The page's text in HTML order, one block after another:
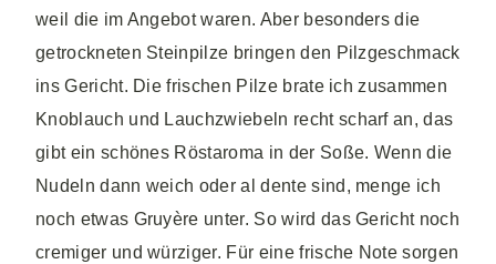
weil die im Angebot waren. Aber besonders die
getrockneten Steinpilze bringen den Pilzgeschmack
ins Gericht. Die frischen Pilze brate ich zusammen
Knoblauch und Lauchzwiebeln recht scharf an, das
gibt ein schönes Röstaroma in der Soße. Wenn die
Nudeln dann weich oder al dente sind, menge ich
noch etwas Gruyère unter. So wird das Gericht noch
cremiger und würziger. Für eine frische Note sorgen